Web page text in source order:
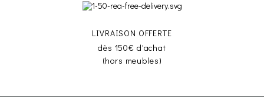
LIVRAISON OFFERTE
dès 150€ d'achat
(hors meubles)